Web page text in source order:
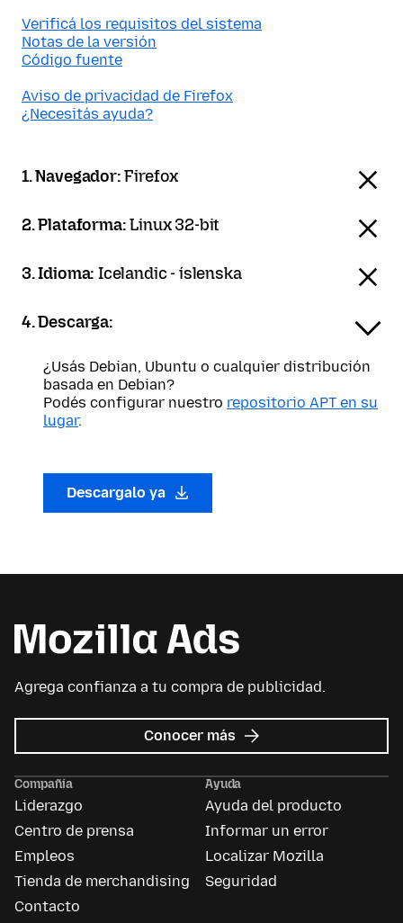
Verificá los requisitos del sistema
Notas de la versión
Código fuente
Aviso de privacidad de Firefox
¿Necesitás ayuda?
1. Navegador:Firefox
2. Plataforma:Linux 32-bit
3. Idioma:Icelandic - íslenska
4. Descarga:
¿Usás Debian, Ubuntu o cualquier distribución
basada en Debian?
Podés configurar nuestro repositorio APT en su
lugar.
Descargalo ya
Agrega confianza a tu compra de publicidad.
Conocer más sobre
Mozilla
Compañía
Liderazgo
Centro de prensa
Empleos
Tienda de merchandising
Contacto
Ayuda
Ayuda del producto
Informar un error
Localizar Mozilla
Seguridad